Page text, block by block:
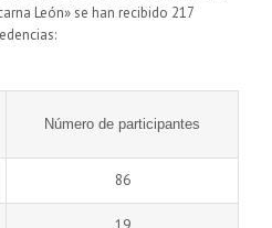
León» se han recibido 217
Número de participantes
86